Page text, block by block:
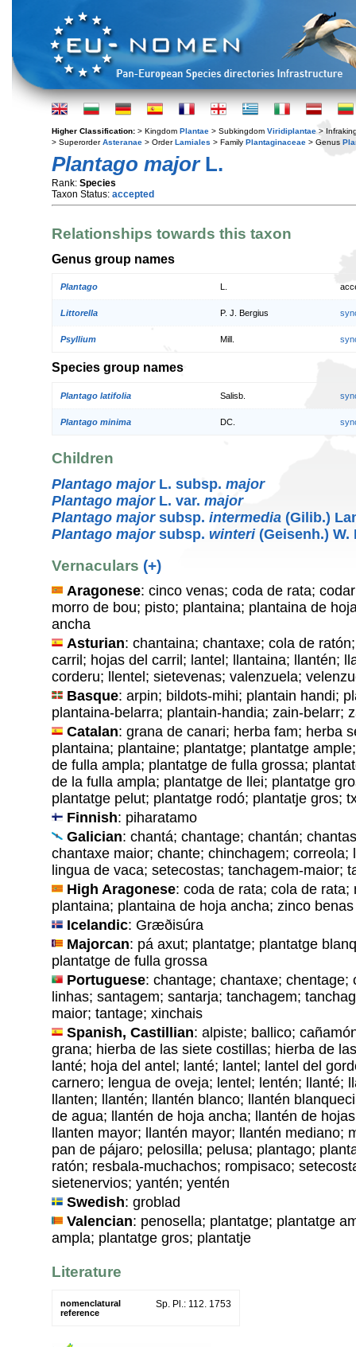
Higher Classification: > Kingdom Plantae > Subkingdom Viridiplantae >
> SuperorderAsteranae > OrderLamiales > Family Plantaginaceae > Genus
Plantago majorL.
Rank: Species
Taxon Status: accepted
Relationships towards this taxon
Genus group names
Plantago
Littorella P. J. Bergius
Psyllium Mill.
Species group names
Plantago latifolia Salisb.
Plantago minima DC.
Children
Plantago majorL. subsp. major
Plantago majorL. var. major
Plantago majorsubsp. intermedia (Gilib.)
Plantago majorsubsp. winteri(Geisenh.) W.
Vernaculars (+)
Aragonese: cinco venas; coda de rata;
morro de bou; pisto; plantaina; plantaina de
ancha
Asturian: chantaina; chantaxe; cola de
carril; hojas del carril; lantel; llantaina; llantén;
corderu; llentel; sietevenas; valenzuela;
Basque: arpin; bildots-mihi; plantain handi;
plantaina-belarra; plantain-handia; zain-belarr;
Catalan: grana de canari; herba fam; herba
plantaina; plantaine; plantatge; plantatge
de fulla ampla; plantatge de fulla grossa;
de la fulla ampla; plantatge de llei; plantatge
plantatge pelut; plantatge rodó; plantatje gros;
Finnish: piharatamo
Galician: chantá; chantage; chantán;
chantaxe maior; chante; chinchagem; correola;
lingua de vaca; setecostas; tanchagem-maior;
High Aragonese: coda de rata; cola de rata;
plantaina; plantaina de hoja ancha; zinco benas
Icelandic: Græðisúra
Majorcan: pá axut; plantatge; plantatge
plantatge de fulla grossa
Portuguese: chantage; chantaxe; chentage;
linhas; santagem; santarja; tanchagem;
maior; tantage; xinchais
Spanish, Castillian: alpiste; ballico;
grana; hierba de las siete costillas; hierba de
lanté; hoja del antel; lanté; lantel; lantel del
carnero; lengua de oveja; lentel; lentén; llanté;
llanten; llantén; llantén blanco; llantén
de agua; llantén de hoja ancha; llantén de
llanten mayor; llantén mayor; llantén mediano;
pan de pájaro; pelosilla; pelusa; plantago;
ratón; resbala-muchachos; rompisaco;
sietenervios; yantén; yentén
Swedish: groblad
Valencian: penosella; plantatge; plantatge
ampla; plantatge gros; plantatje
Literature
nomenclatural
reference
Sp. Pl.: 112. 1753